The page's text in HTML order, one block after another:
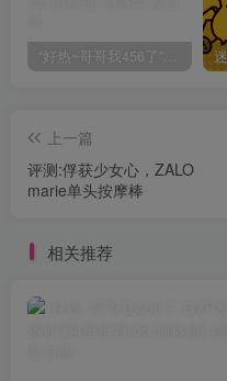
上一篇
评测:俘获少女心，ZALO
marie单头按摩棒
相关推荐